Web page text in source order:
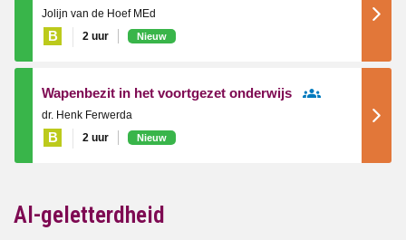
Jolijn van de Hoef MEd
B 2 uur Nieuw
Wapenbezit in het voortgezet onderwijs
dr. Henk Ferwerda
B 2 uur Nieuw
AI-geletterdheid